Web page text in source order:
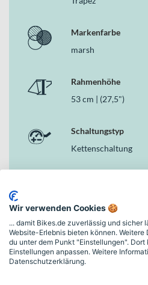
Lockout
Schwalbe Smart Sam
Alltagstauglichkeit
Als vielseitiges E-Trekking-Bike
Sicherheitsausstattung und ein
Bremsanlage, die integrierte
Bremslicht-Funktion sowie der
es zu einem zuverlässigen Begleiter
erwartest.
Markenfarbe
marsh
Rahmenhöhe
53 cm | (27,5")
Schaltungstyp
Kettenschaltung
Motor
Bosch, Performance
85 Nm, Mittelmotor
Wir verwenden Cookies 🍪
... damit Bikes.de zuverlässig und sicher
Website-Erlebnis bieten können.
du unter dem Punkt "Einstellungen".
Einstellungen anpassen. Weitere
Datenschutzerklärung.